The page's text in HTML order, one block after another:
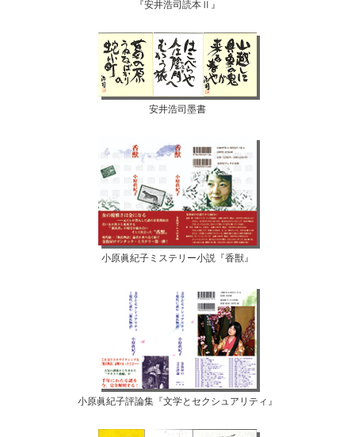
『安井浩司読本Ⅱ』
安井浩司墨書
小原眞紀子ミステリー小説『香獣』
小原眞紀子評論集『文学とセクシュアリティ』